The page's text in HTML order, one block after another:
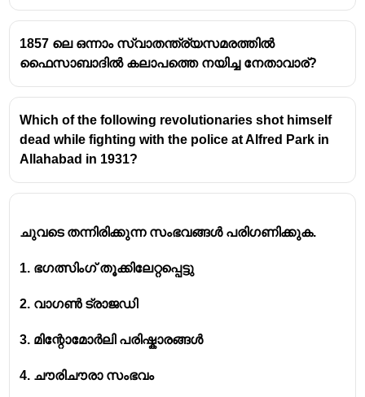
ദേശീയതാവാദികളുടെ വിശ്വാസമാണ്
ഉത്ഭവത്തിനു കാരണം.
1942-ൽ റാഷ് ബിഹാരി ബോസ്സ്ഥാപിച്ചത്
ആദ്യം ക്യാപ്റ്റൻമോഹൻ സിംഗ്നയിച്ചു
അദ്ദേഹം അതിനെ
പുനർനാമകരണം ചെയ്തു
സംഘടന നിലനിന്നു.
'സെക്കൻഡ് ഓർഡർ ഓഫ് ദി മെറിറ്റ് ഓഫ് ദി
ആദരിച്ചു.
1857 ലെ ഒന്നാം സ്വാതന്ത്ര്യസമരത്തിൽ
ഫൈസാബാദിൽ കലാപത്തെ നയിച്ച നേതാവാര്?
Which of the following revolutionaries shot himself
dead while fighting with the police at Alfred Park in
Allahabad in 1931?
ചുവടെ തന്നിരിക്കുന്ന സംഭവങ്ങൾ പരിഗണിക്കുക.
1. ഭഗത്സിംഗ് തൂക്കിലേറ്റപ്പെട്ടു
2. വാഗൺ ട്രാജഡി
3. മിന്റോമോർലി പരിഷ്കാരങ്ങൾ
4. ചൗരിചൗരാ സംഭവം